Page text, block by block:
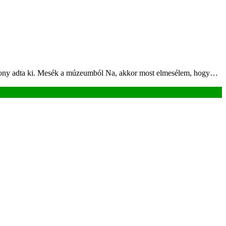
adta ki. Mesék a múzeumból Na, akkor most elmesélem, hogy…